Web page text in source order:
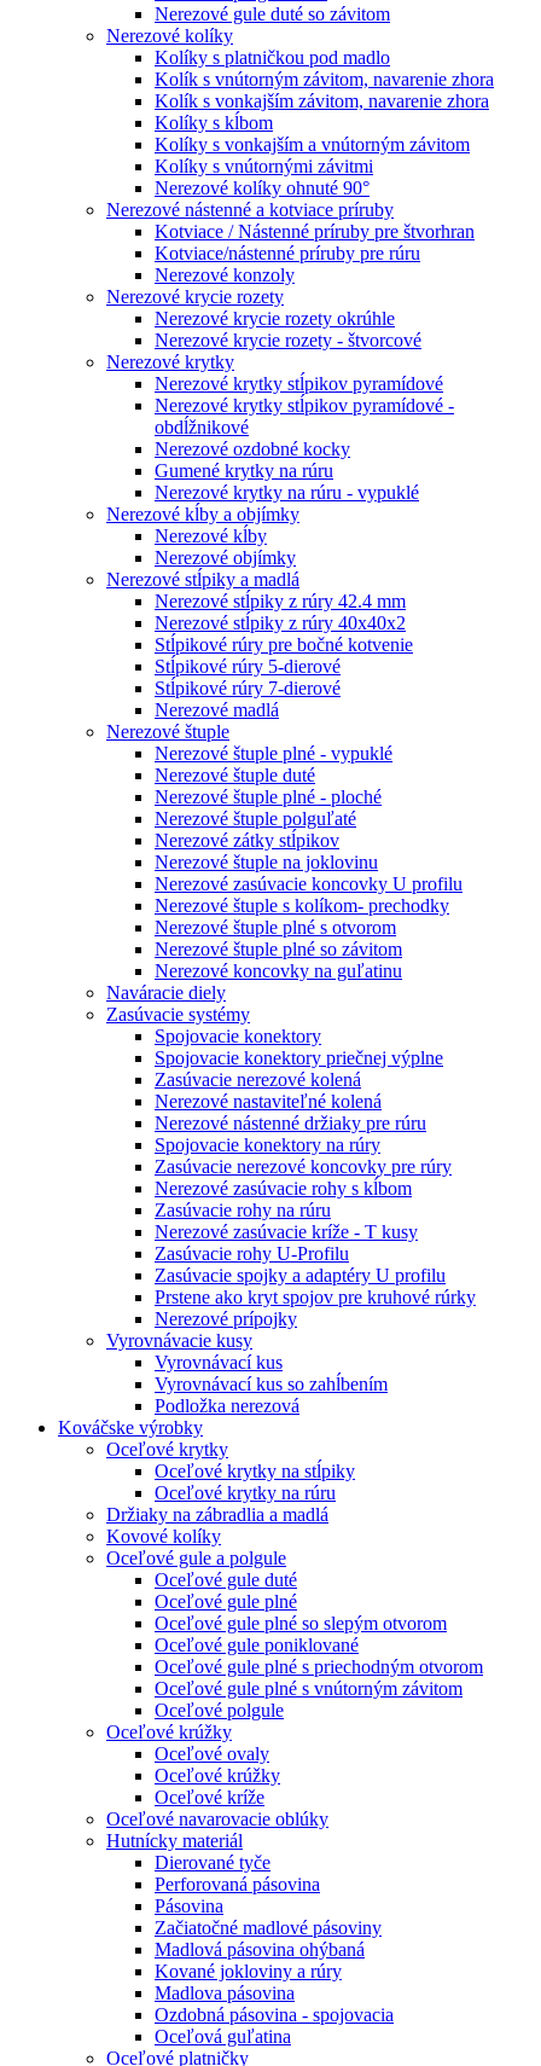
Nerezové gule duté so závitom
Nerezové kolíky
Kolíky s platničkou pod madlo
Kolík s vnútorným závitom, navarenie zhora
Kolík s vonkajším závitom, navarenie zhora
Kolíky s kĺbom
Kolíky s vonkajším a vnútorným závitom
Kolíky s vnútornými závitmi
Nerezové kolíky ohnuté 90°
Nerezové nástenné a kotviace príruby
Kotviace / Nástenné príruby pre štvorhran
Kotviace/nástenné príruby pre rúru
Nerezové konzoly
Nerezové krycie rozety
Nerezové krycie rozety okrúhle
Nerezové krycie rozety - štvorcové
Nerezové krytky
Nerezové krytky stĺpikov pyramídové
Nerezové krytky stĺpikov pyramídové -
obdĺžnikové
Nerezové ozdobné kocky
Gumené krytky na rúru
Nerezové krytky na rúru - vypuklé
Nerezové kĺby a objímky
Nerezové kĺby
Nerezové objímky
Nerezové stĺpiky a madlá
Nerezové stĺpiky z rúry 42.4 mm
Nerezové stĺpiky z rúry 40x40x2
Stĺpikové rúry pre bočné kotvenie
Stĺpikové rúry 5-dierové
Stĺpikové rúry 7-dierové
Nerezové madlá
Nerezové štuple
Nerezové štuple plné - vypuklé
Nerezové štuple duté
Nerezové štuple plné - ploché
Nerezové štuple polguľaté
Nerezové zátky stĺpikov
Nerezové štuple na joklovinu
Nerezové zasúvacie koncovky U profilu
Nerezové štuple s kolíkom- prechodky
Nerezové štuple plné s otvorom
Nerezové štuple plné so závitom
Nerezové koncovky na guľatinu
Naváracie diely
Zasúvacie systémy
Spojovacie konektory
Spojovacie konektory priečnej výplne
Zasúvacie nerezové kolená
Nerezové nastaviteľné kolená
Nerezové nástenné držiaky pre rúru
Spojovacie konektory na rúry
Zasúvacie nerezové koncovky pre rúry
Nerezové zasúvacie rohy s kĺbom
Zasúvacie rohy na rúru
Nerezové zasúvacie kríže - T kusy
Zasúvacie rohy U-Profilu
Zasúvacie spojky a adaptéry U profilu
Prstene ako kryt spojov pre kruhové rúrky
Nerezové prípojky
Vyrovnávacie kusy
Vyrovnávací kus
Vyrovnávací kus so zahĺbením
Podložka nerezová
Kováčske výrobky
Oceľové krytky
Oceľové krytky na stĺpiky
Oceľové krytky na rúru
Držiaky na zábradlia a madlá
Kovové kolíky
Oceľové gule a polgule
Oceľové gule duté
Oceľové gule plné
Oceľové gule plné so slepým otvorom
Oceľové gule poniklované
Oceľové gule plné s priechodným otvorom
Oceľové gule plné s vnútorným závitom
Oceľové polgule
Oceľové krúžky
Oceľové ovaly
Oceľové krúžky
Oceľové kríže
Oceľové navarovacie oblúky
Hutnícky materiál
Dierované tyče
Perforovaná pásovina
Pásovina
Začiatočné madlové pásoviny
Madlová pásovina ohýbaná
Kované jokloviny a rúry
Madlova pásovina
Ozdobná pásovina - spojovacia
Oceľová guľatina
Oceľové platničky